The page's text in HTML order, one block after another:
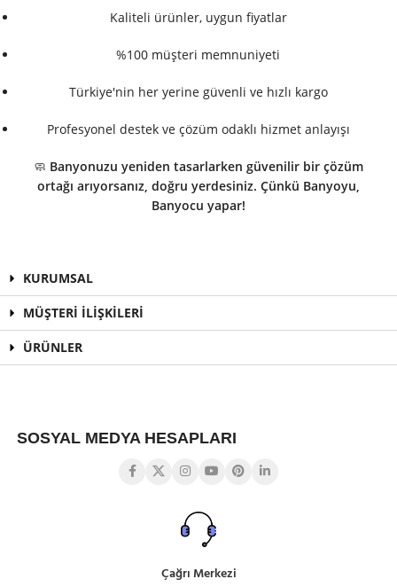
Kaliteli ürünler, uygun fiyatlar
%100 müşteri memnuniyeti
Türkiye'nin her yerine güvenli ve hızlı kargo
Profesyonel destek ve çözüm odaklı hizmet anlayışı
🧼 Banyonuzu yeniden tasarlarken güvenilir bir çözüm
ortağı arıyorsanız, doğru yerdesiniz. Çünkü Banyoyu,
Banyocu yapar!
KURUMSAL
MÜŞTERİ İLİŞKİLERİ
ÜRÜNLER
SOSYAL MEDYA HESAPLARI
Çağrı Merkezi